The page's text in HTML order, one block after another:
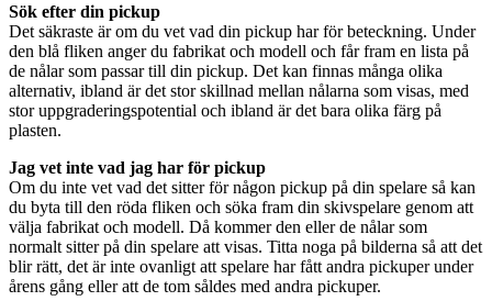
Sök efter din pickup
Det säkraste är om du vet vad din pickup har för beteckning. Under
den blå fliken anger du fabrikat och modell och får fram en lista på
de nålar som passar till din pickup. Det kan finnas många olika
alternativ, ibland är det stor skillnad mellan nålarna som visas, med
stor uppgraderingspotential och ibland är det bara olika färg på
plasten.
Jag vet inte vad jag har för pickup
Om du inte vet vad det sitter för någon pickup på din spelare så kan
du byta till den röda fliken och söka fram din skivspelare genom att
välja fabrikat och modell. Då kommer den eller de nålar som
normalt sitter på din spelare att visas. Titta noga på bilderna så att det
blir rätt, det är inte ovanligt att spelare har fått andra pickuper under
årens gång eller att de tom såldes med andra pickuper.